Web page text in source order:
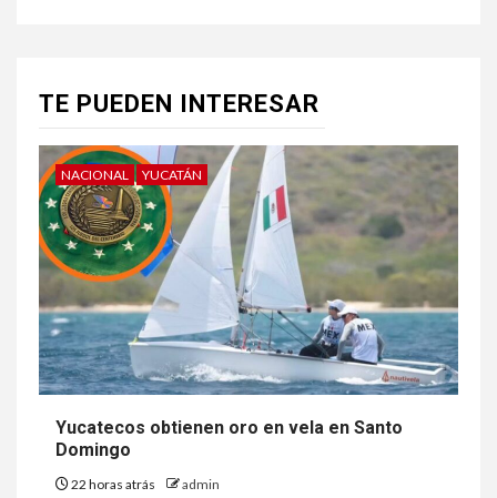
TE PUEDEN INTERESAR
NACIONAL YUCATÁN
Yucatecos obtienen oro en vela en Santo
Domingo
22 horas atrás admin